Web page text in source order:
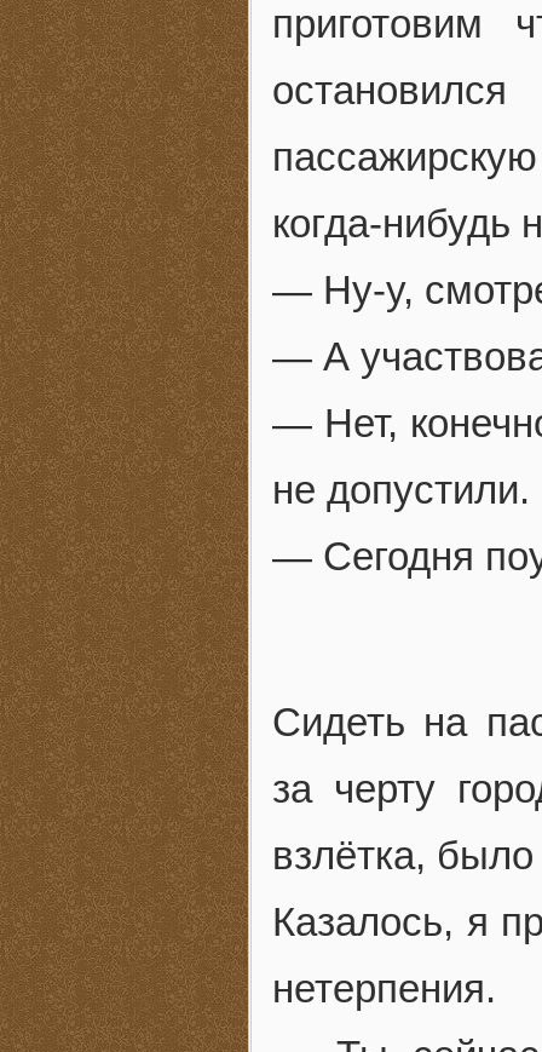
когда-нибудь
— Ну-у,
— А
— Нет,
не допустили.
— Сегодня
Сидеть на
за черту
взлётка,
Казалось, я
нетерпения.